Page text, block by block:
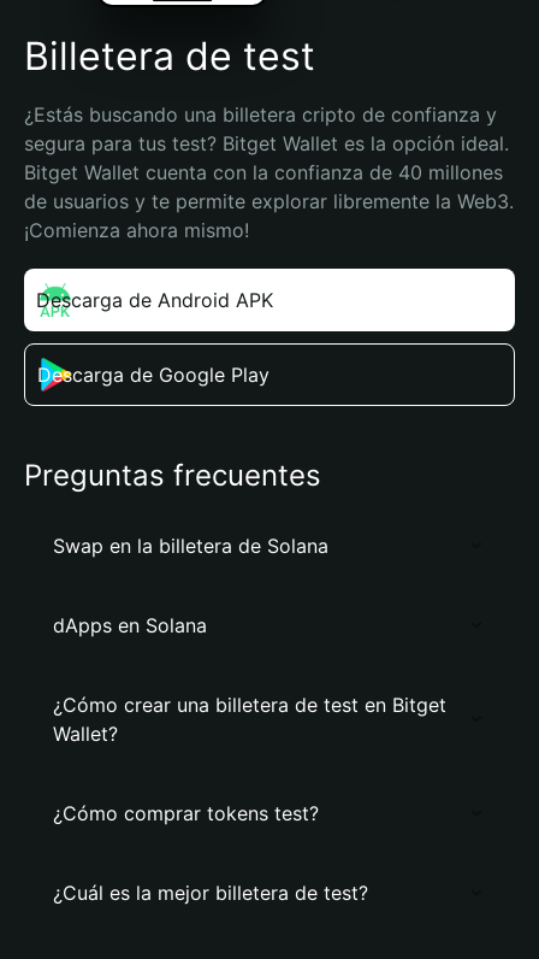
Billetera de test
¿Estás buscando una billetera cripto de confianza y
segura para tus test? Bitget Wallet es la opción ideal.
Bitget Wallet cuenta con la confianza de 40 millones
de usuarios y te permite explorar libremente la Web3.
¡Comienza ahora mismo!
Descarga de Android APK
Descarga de Google Play
Preguntas frecuentes
Swap en la billetera de Solana
dApps en Solana
¿Cómo crear una billetera de test en Bitget
Wallet?
¿Cómo comprar tokens test?
¿Cuál es la mejor billetera de test?